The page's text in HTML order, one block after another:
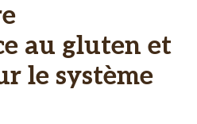
au gluten et
le système